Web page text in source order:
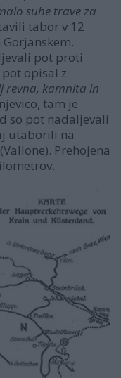
suhe trave za
tabor v 12
pot proti
pot opisal z
revna, kamnita in
tam je
so pot nadaljevali
utaborili na
Prehojena